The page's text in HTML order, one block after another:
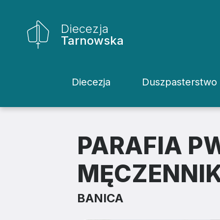
Diecezja
Tarnowska
Diecezja
Biskupi
Wydziały
Sąd
Duszpasterstwo
Katecheci
Życie
PARAFIA
BANICA